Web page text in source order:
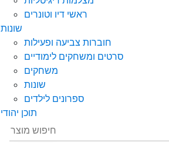
ראשי דיו וטונרים
שונות
חוברות צביעה ופעילות
סרטים ומשחקים לימודיים
משחקים
שונות
ספרונים לילדים
תוכן יהודי